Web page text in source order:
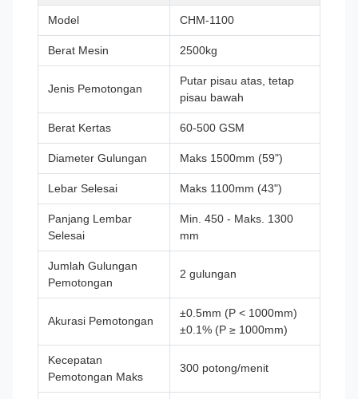
Model CHM-1100
Berat Mesin 2500kg
Jenis Pemotongan
Putar pisau atas, tetap
pisau bawah
Berat Kertas 60-500 GSM
Diameter Gulungan Maks 1500mm (59")
Lebar Selesai Maks 1100mm (43")
Panjang Lembar
Selesai
Min. 450 - Maks. 1300
mm
Jumlah Gulungan
Pemotongan
2 gulungan
Akurasi Pemotongan
±0.5mm (P < 1000mm)
±0.1% (P ≥ 1000mm)
Kecepatan
Pemotongan Maks
300 potong/menit